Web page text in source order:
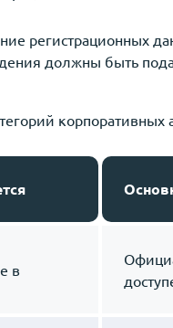
регистрационных
должны быть
корпоративных
в